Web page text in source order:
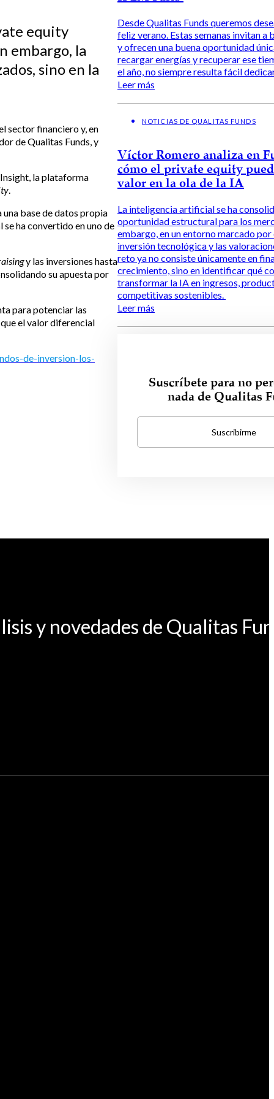
equity
embargo, la
sino en la
sector financiero y, en
de Qualitas Funds, y
la plataforma
.
base de datos propia
ha convertido en uno de
y las inversiones hasta
su apuesta por
para potenciar las
el valor diferencial
de-inversion-los-
Desde Qualitas Funds queremos
feliz verano. Estas semanas invitan a
y ofrecen una buena oportunidad
recargar energías y recuperar ese
el año, no siempre resulta fácil
Leer más
NOTICIAS DE QUALITAS FUNDS
Víctor Romero analiza en
cómo el private equity
valor en la ola de la IA
La inteligencia artificial se ha
oportunidad estructural para los
embargo, en un entorno marcado por
inversión tecnológica y las
reto ya no consiste únicamente en
crecimiento, sino en identificar qué
transformar la IA en ingresos,
competitivas sostenibles.
Leer más
Suscríbete para no
nada de Qualitas
Suscribirme
y novedades de Qualitas